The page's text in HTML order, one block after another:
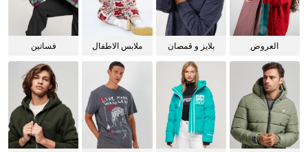
العروض
بلايز و قمصان
ملابس الاطفال فساتين